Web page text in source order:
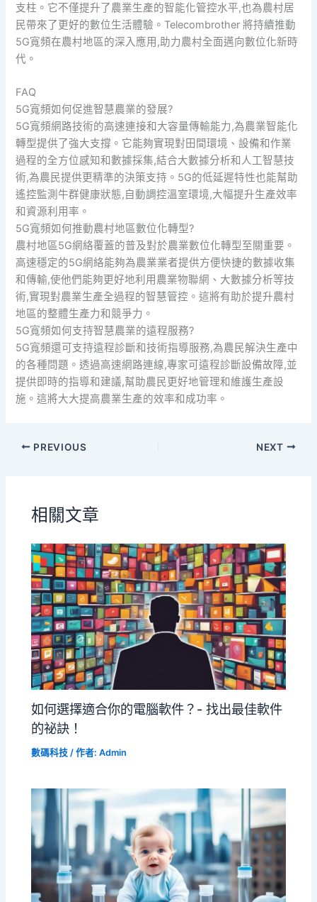
支柱。它不僅提升了農業生產的智能化管控水平,也為農村居
民帶來了更好的數位生活體驗。Telecombrother 將持續推動
5G寬頻在農村地區的深入應用,助力農村全面邁向數位化新時
代。
FAQ
5G寬頻如何促進智慧農業的發展?
5G寬頻網路技術的高速連接和大容量傳輸能力,為農業智能化
轉型提供了強大支撐。它能夠實現對田間環境、設備和作業
過程的全方位感知和數據採集,結合大數據分析和人工智慧技
術,為農民提供更精準的決策支持。5G的低延遲特性也能幫助
遙控監測牛群健康狀態,自動調控溫室環境,大幅提升生產效率
和資源利用率。
5G寬頻如何推動農村地區數位化轉型?
農村地區5G網絡覆蓋的普及對於農業數位化轉型至關重要。
高速穩定的5G網絡能夠為農業業者提供方便快捷的數據收集
和傳輸,使他們能夠更好地利用農業物聯網、大數據分析等技
術,實現對農業生產全過程的智慧管控。這將有助於提升農村
地區的整體生產力和競爭力。
5G寬頻如何支持智慧農業的遠程服務?
5G寬頻還可支持遠程診斷和技術指導服務,為農民解決生產中
的各種問題。透過高速網路連線,專家可遠程診斷設備故障,並
提供即時的指導和建議,幫助農民更好地管理和維護生產設
施。這將大大提高農業生產的效率和成功率。
PREVIOUS NEXT
相關文章
如何選擇適合你的電腦軟件？- 找出最佳軟件
的祕訣！
數碼科技 / 作者:Admin